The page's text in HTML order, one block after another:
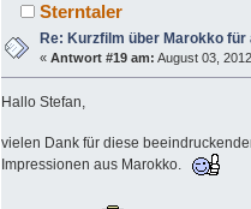
Sterntaler
Re: Kurzfilm über Marokko für
«Antwort #19 am: August 03,
Hallo Stefan,
vielen Dank für diese
Impressionen aus Marokko.